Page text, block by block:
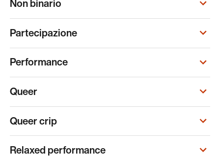
Non binario
Partecipazione
Performance
Queer
Queer crip
Relaxed performance